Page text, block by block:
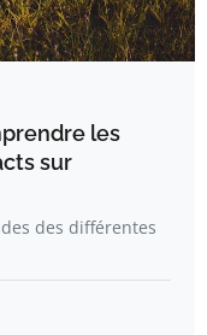
les
sur
des différentes